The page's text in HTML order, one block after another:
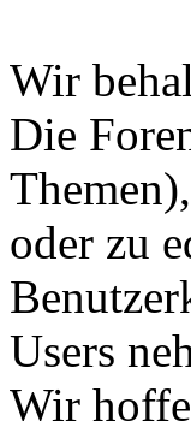
Wir
Die
oder zu
Users
Wir